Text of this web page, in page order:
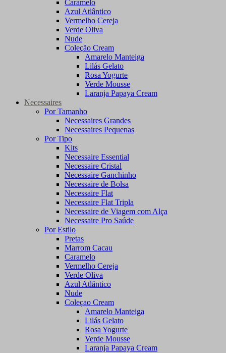
Caramelo
Azul Atlântico
Vermelho Cereja
Verde Oliva
Nude
Coleção Cream
Amarelo Manteiga
Lilás Gelato
Rosa Yogurte
Verde Mousse
Laranja Papaya Cream
Necessaires
Por Tamanho
Necessaires Grandes
Necessaires Pequenas
Por Tipo
Kits
Necessaire Essential
Necessaire Cristal
Necessaire Ganchinho
Necessaire de Bolsa
Necessaire Flat
Necessaire Flat Tripla
Necessaire de Viagem com Alça
Necessaire Pro Saúde
Por Estilo
Pretas
Marrom Cacau
Caramelo
Vermelho Cereja
Verde Oliva
Azul Atlântico
Nude
Coleçao Cream
Amarelo Manteiga
Lilás Gelato
Rosa Yogurte
Verde Mousse
Laranja Papaya Cream